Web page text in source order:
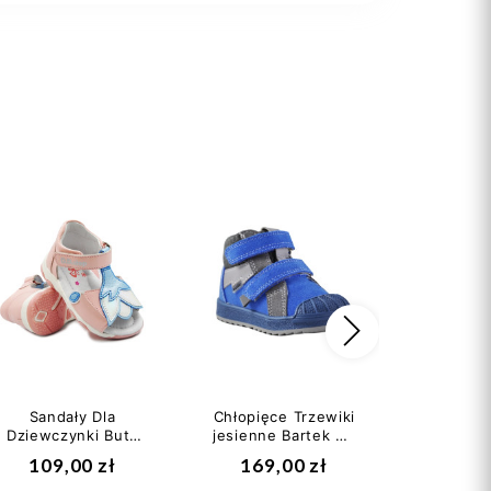
Sandały Dla
Dziewczynki Buty
AC64-696A
109,00 zł
Chłopięce Trzewiki
jesienne Bartek w-
gatunek
169,00 zł